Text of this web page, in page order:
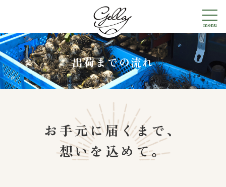
出荷までの流れ
お手元に届くまで、
想いを込めて。
menu